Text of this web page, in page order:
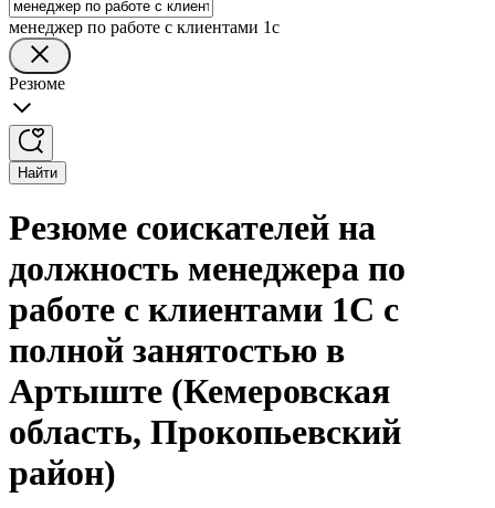
менеджер по работе с клиентами 1с
Резюме
Найти
Резюме соискателей на
должность менеджера по
работе с клиентами 1С с
полной занятостью в
Артыште (Кемеровская
область, Прокопьевский
район)